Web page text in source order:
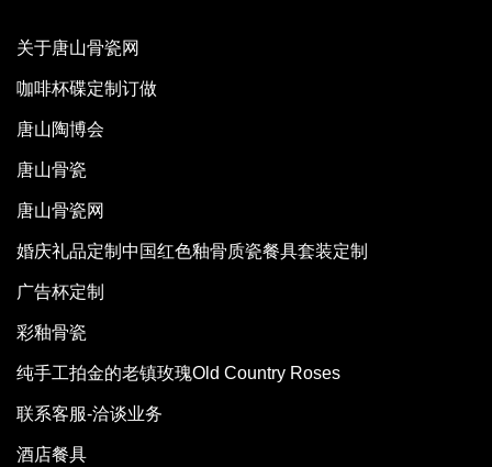
关于唐山骨瓷网
咖啡杯碟定制订做
唐山陶博会
唐山骨瓷
唐山骨瓷网
婚庆礼品定制中国红色釉骨质瓷餐具套装定制
广告杯定制
彩釉骨瓷
纯手工拍金的老镇玫瑰Old Country Roses
联系客服-洽谈业务
酒店餐具